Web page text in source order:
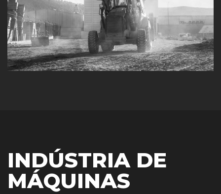
INDÚSTRIA DE
MÁQUINAS